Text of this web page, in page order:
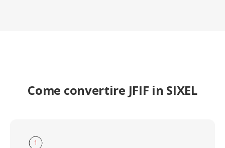
Come convertire JFIF in SIXEL
1